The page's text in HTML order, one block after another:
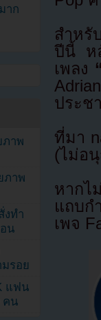
สำหรั
ปีนี้ ห
เพลง
ประช
ที่มา
(ไม่อ
หากไ
แถบก
เพจ
าก
ภาพ
ภาพ
งทำ
น
รอย
แฟน
คน